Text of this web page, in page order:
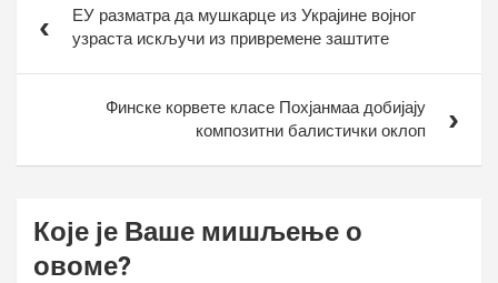
чланкаЕУ разматра да мушкарце из Украјине војног
узраста искључи из привремене заштите
Финске корвете класе Похјанмаа добијају
композитни балистички оклоп
Које је Ваше мишљење о
овоме?